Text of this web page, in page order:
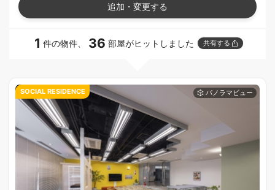
追加・変更する
1 件の物件、 36 部屋がヒットしました 共有する
SOCIAL RESIDENCE